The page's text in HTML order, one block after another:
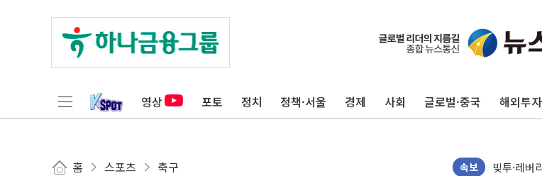
영상 포토 정치 정책·서울 경제 사회 글로벌·중국 해외투자
홈 스포츠 축구 속보
해군과
[코인 시
[르포] 39
빚투·레버